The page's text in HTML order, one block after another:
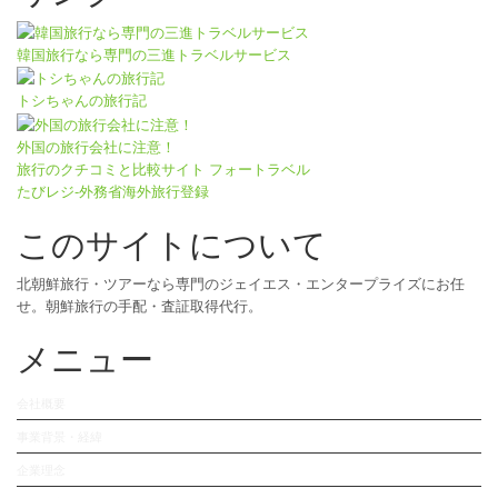
韓国旅行なら専門の三進トラベルサービス
トシちゃんの旅行記
外国の旅行会社に注意！
旅行のクチコミと比較サイト フォートラベル
たびレジ-外務省海外旅行登録
このサイトについて
北朝鮮旅行・ツアーなら専門のジェイエス・エンタープライズにお任
せ。朝鮮旅行の手配・査証取得代行。
メニュー